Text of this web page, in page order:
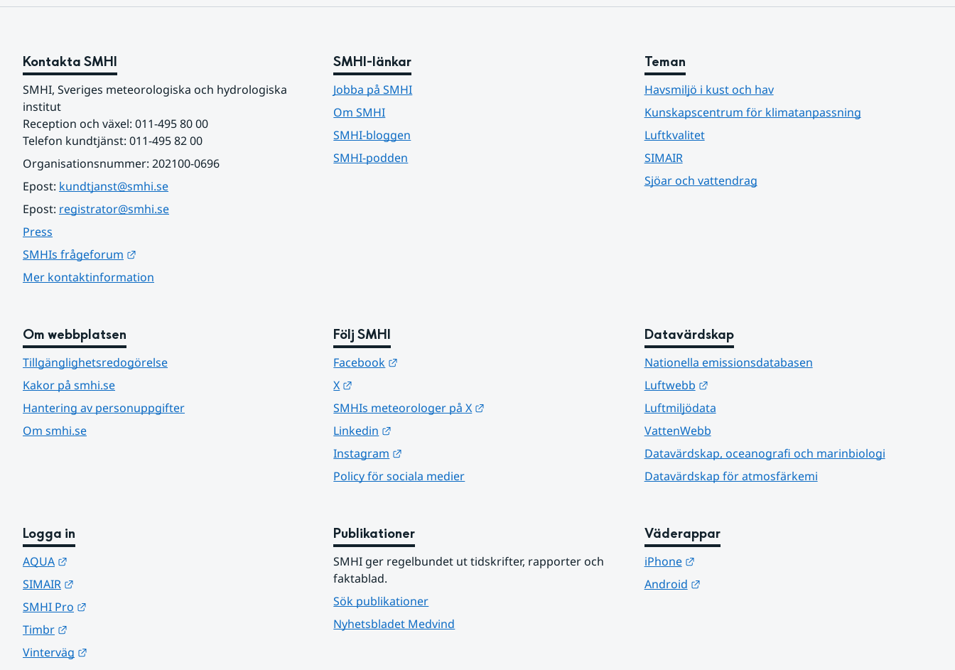
Kontakta SMHI
SMHI, Sveriges meteorologiska och hydrologiska
institut
Reception och växel: 011-495 80 00
Telefon kundtjänst: 011-495 82 00
Organisationsnummer: 202100-0696
Epost: kundtjanst@smhi.se
Epost: registrator@smhi.se
Press
SMHIs frågeforum
Mer kontaktinformation
SMHI-länkar
Jobba på SMHI
Om SMHI
SMHI-bloggen
SMHI-podden
Teman
Havsmiljö i kust och hav
Kunskapscentrum för klimatanpassning
Luftkvalitet
SIMAIR
Sjöar och vattendrag
Om webbplatsen
Tillgänglighetsredogörelse
Kakor på smhi.se
Hantering av personuppgifter
Om smhi.se
Följ SMHI
Facebook
X
SMHIs meteorologer på X
Linkedin
Instagram
Policy för sociala medier
Datavärdskap
Nationella emissionsdatabasen
Luftwebb
Länk till annan webbplats.
Luftmiljödata
VattenWebb
Datavärdskap, oceanografi och marinbiologi
Datavärdskap för atmosfärkemi
Logga in
AQUA
SIMAIR
SMHI Pro
Timbr
Vinterväg
Publikationer
SMHI ger regelbundet ut tidskrifter, rapporter och
faktablad.
Sök publikationer
Nyhetsbladet Medvind
Väderappar
iPhone
Länk till annan webbplats.
Android
Länk till annan webbplats.